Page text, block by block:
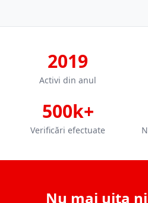
2019
Activi din anul
500k+
Verificări efectuate
Nu mai uita